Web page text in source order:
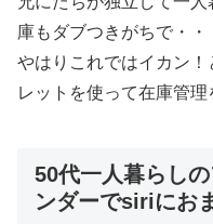
庫もダブつきがちで・・
やはりこれではイカン
レットを使って在庫管理
50代一人暮らし
ンダーでsiriにお